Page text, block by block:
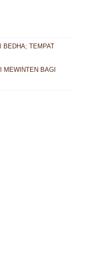
BEDHA; TEMPAT
MEWINTEN BAGI